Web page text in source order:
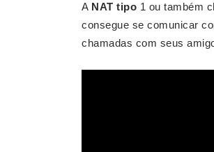
A NAT tipo 1 ou também
consegue se comunicar
chamadas com seus